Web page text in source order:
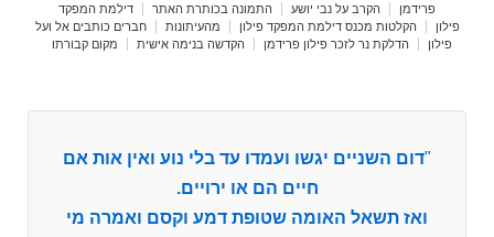
פרידמן
הקרב על נבי יושע התמונה בכותרת האתר
דילמת המפקד
פילון
הקלטות מכנס דילמת המפקד פילון מהעיתונות
חברים כותבים אל ועל
פילון
הדלקת נר לזכר פילון פרידמן הקדשה בנימה אישית מקום קבורתו
"דום השניים יגשו ועמדו עד בלי נוע ואין אות אם
חיים הם או ירויים.
ואז תשאל האומה שטופת דמע וקסם ואמרה מי